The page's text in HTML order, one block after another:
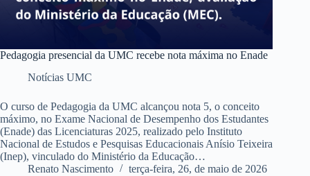
Pedagogia presencial da UMC recebe nota máxima no Enade
Notícias UMC
O curso de Pedagogia da UMC alcançou nota 5, o conceito
máximo, no Exame Nacional de Desempenho dos Estudantes
(Enade) das Licenciaturas 2025, realizado pelo Instituto
Nacional de Estudos e Pesquisas Educacionais Anísio Teixeira
(Inep), vinculado do Ministério da Educação…
Renato Nascimento
terça-feira, 26, de maio de 2026